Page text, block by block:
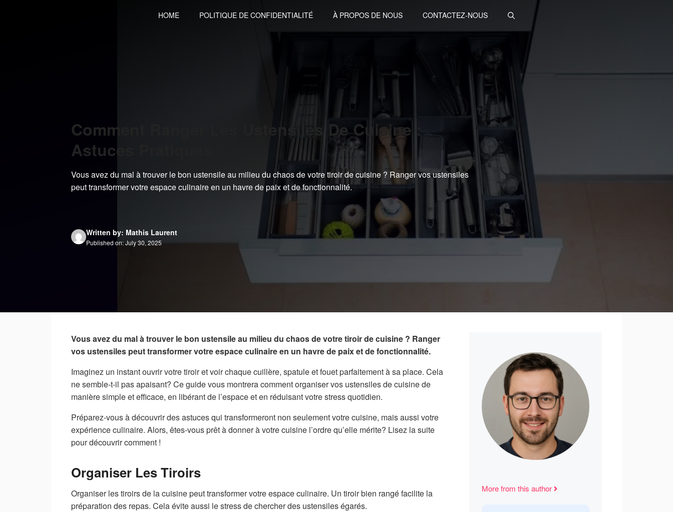
HOME POLITIQUE DE CONFIDENTIALITÉ À PROPOS DE NOUS CONTACTEZ-NOUS
Comment Ranger Les Ustensiles De Cuisine :
Astuces Pratiques
Vous avez du mal à trouver le bon ustensile au milieu du chaos de votre tiroir de cuisine ? Ranger vos ustensiles
peut transformer votre espace culinaire en un havre de paix et de fonctionnalité.
Written by: Mathis Laurent
Published on: July 30, 2025
Vous avez du mal à trouver le bon ustensile au milieu du chaos de votre tiroir de cuisine ? Ranger
vos ustensiles peut transformer votre espace culinaire en un havre de paix et de fonctionnalité.
Imaginez un instant ouvrir votre tiroir et voir chaque cuillère, spatule et fouet parfaitement à sa place. Cela
ne semble-t-il pas apaisant? Ce guide vous montrera comment organiser vos ustensiles de cuisine de
manière simple et efficace, en libérant de l’espace et en réduisant votre stress quotidien.
Préparez-vous à découvrir des astuces qui transformeront non seulement votre cuisine, mais aussi votre
expérience culinaire. Alors, êtes-vous prêt à donner à votre cuisine l’ordre qu’elle mérite? Lisez la suite
pour découvrir comment !
Organiser Les Tiroirs
Organiser les tiroirs de la cuisine peut transformer votre espace culinaire. Un tiroir bien rangé facilite la
préparation des repas. Cela évite aussi le stress de chercher des ustensiles égarés.
More from this author